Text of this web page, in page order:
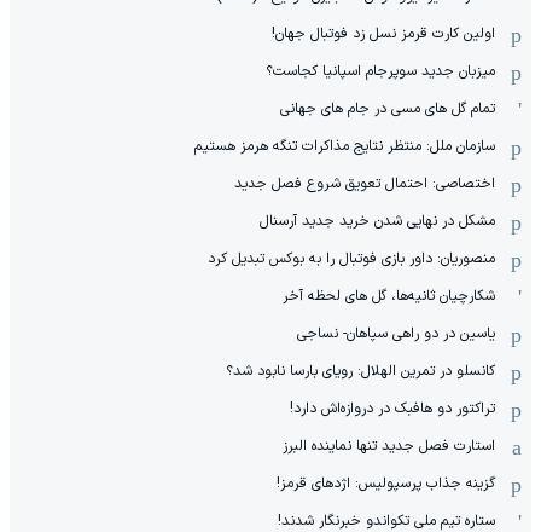
اولین کارت قرمز نسل زد فوتبال جهان!
میزبان جدید سوپرجام اسپانیا کجاست؟
تمام گل های مسی در جام های جهانی
سازمان ملل: منتظر نتایج مذاکرات تنگه هرمز هستیم
اختصاصی: احتمال تعویق شروع فصل جدید
مشکل در نهایی شدن خرید جدید آرسنال
منصوریان: داور بازی فوتبال را به بوکس تبدیل کرد
شکارچیان ثانیه‌ها، گل های لحظه آخر
یاسین در دو راهی سپاهان- نساجی
کانسلو در تمرین الهلال: رویای بارسا نابود شد؟
تراکتور دو هافبک در دروازه‌اش دارد!
استارت فصل جدید تنها نماینده البرز
گزینه جذاب پرسپولیس: اژدهای قرمز!
ستاره تیم ملی تکواندو خبرنگار شدند!